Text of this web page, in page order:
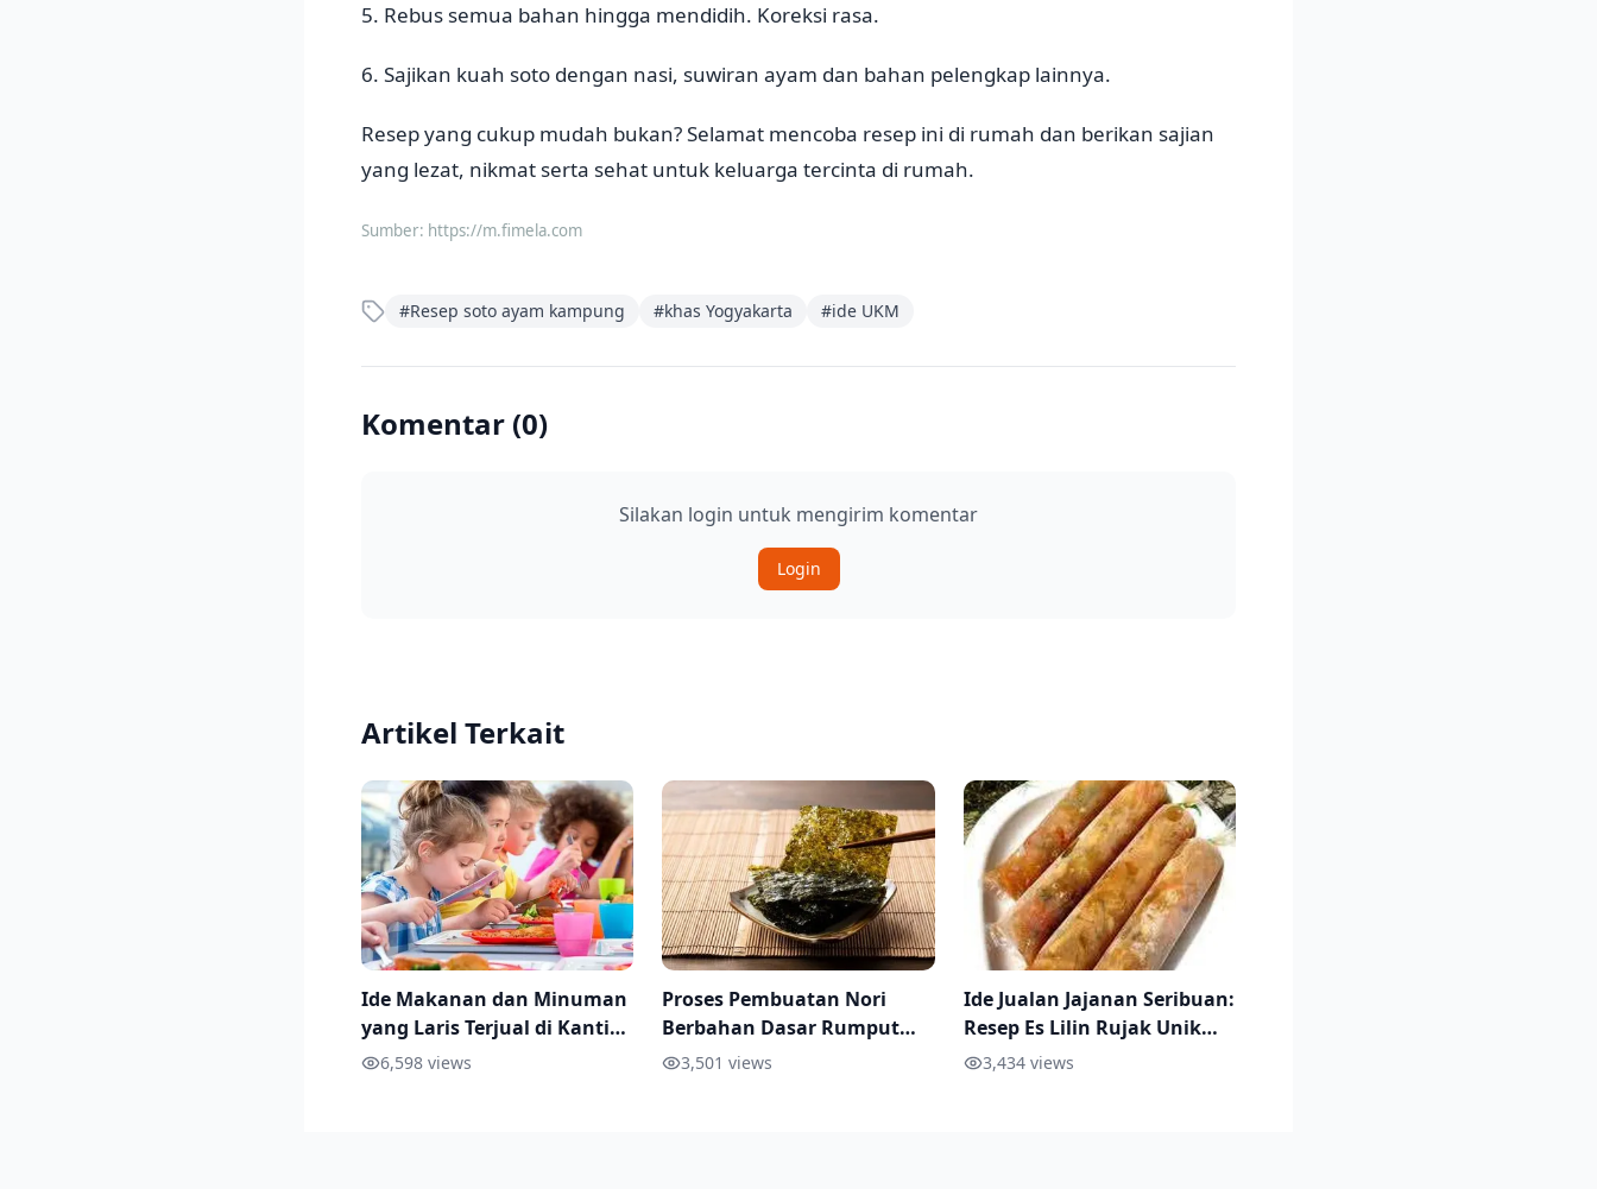
5. Rebus semua bahan hingga mendidih. Koreksi rasa.
6. Sajikan kuah soto dengan nasi, suwiran ayam dan bahan pelengkap lainnya.
Resep yang cukup mudah bukan? Selamat mencoba resep ini di rumah dan berikan sajian
yang lezat, nikmat serta sehat untuk keluarga tercinta di rumah.
Sumber: https://m.fimela.com
#Resep soto ayam kampung #khas Yogyakarta #ide UKM
Komentar (0)
Silakan login untuk mengirim komentar
Login
Artikel Terkait
Ide Makanan dan Minuman
yang Laris Terjual di Kantin
Sekolah, Beserta Tipsnya
6,598 views
Proses Pembuatan Nori
Berbahan Dasar Rumput
Laut
3,501 views
Ide Jualan Jajanan Seribuan:
Resep Es Lilin Rujak Unik
dan Diminati
3,434views